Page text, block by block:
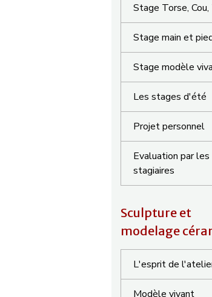
Stage Torse,
Stage main et
Stage modèle
Les stages d'été
Projet personnel
Evaluation par les
stagiaires
Sculpture et
modelage
L'esprit de
Modèle vivant